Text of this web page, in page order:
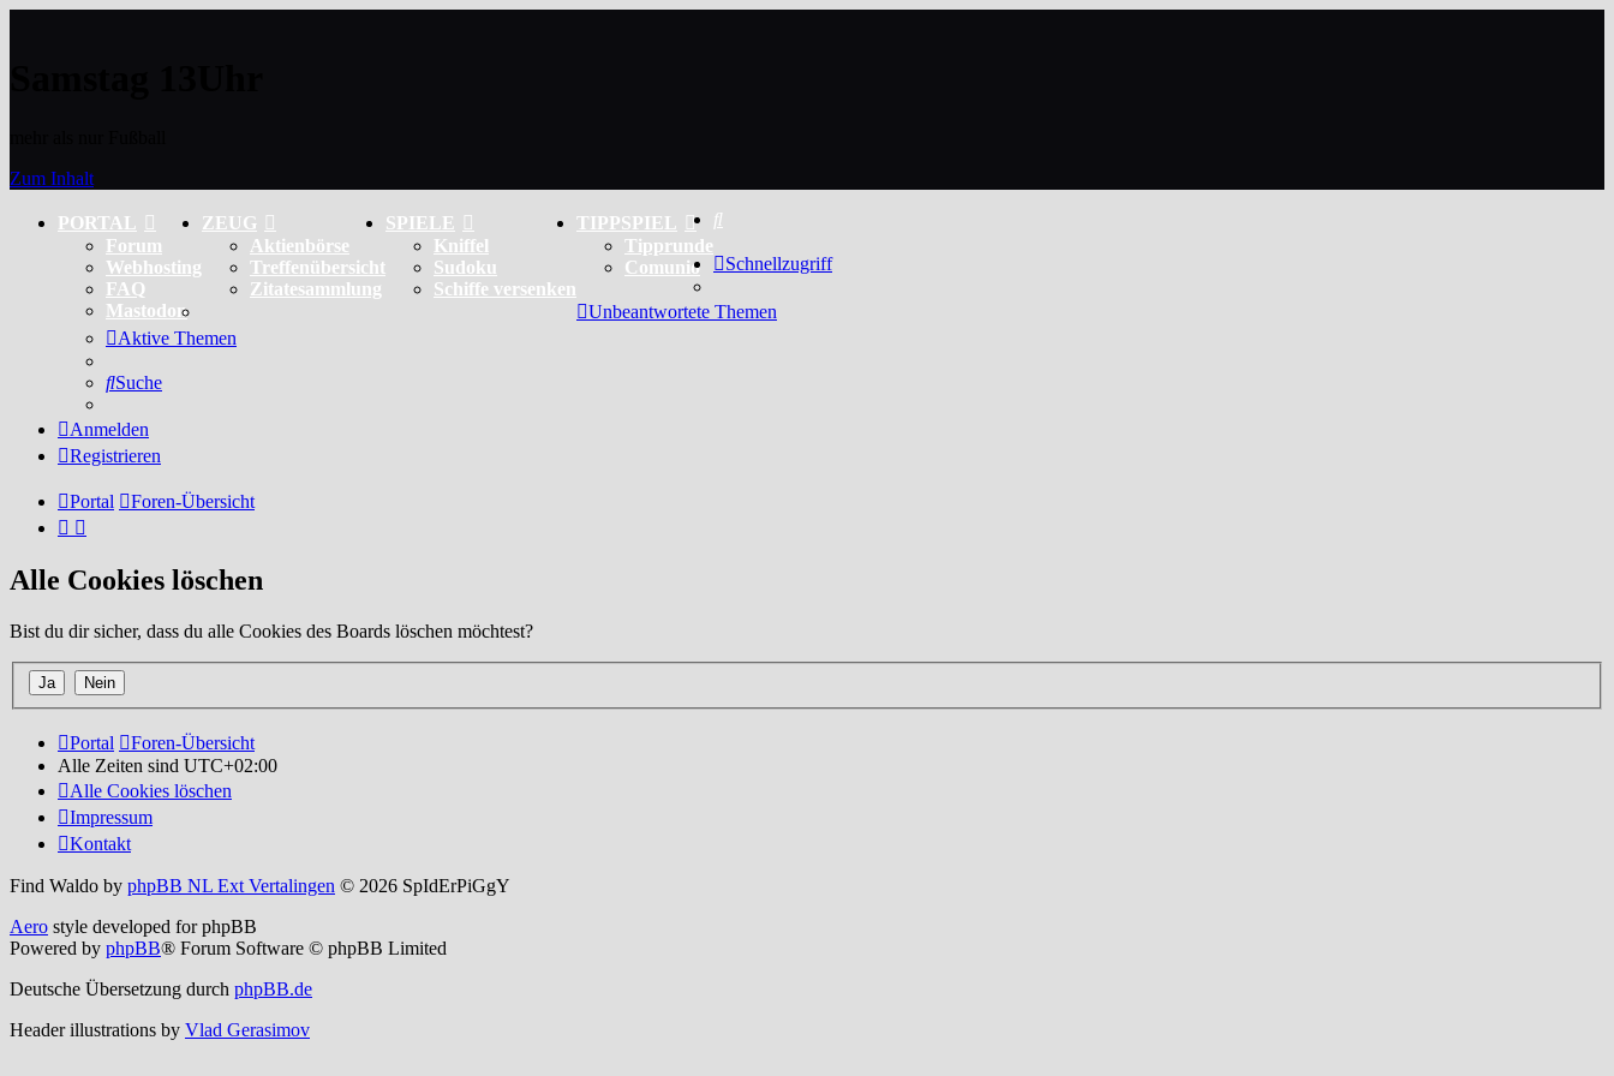
Zum Inhalt
PORTAL
Forum
Webhosting
FAQ
Mastodon
ZEUG
Aktienbörse
Treffenübersicht
Zitatesammlung
SPIELE
Kniffel
Sudoku
Schiffe versenken
TIPPSPIEL
Tipprunde
Comunio
Schnellzugriff
Unbeantwortete Themen
Aktive Themen
Suche
Anmelden
Registrieren
Portal Foren-Übersicht
Alle Cookies löschen
Bist du dir sicher, dass du alle Cookies des Boards löschen möchtest?
Portal
Foren-Übersicht
Alle Zeiten sind UTC+02:00
Alle Cookies löschen
Impressum
Kontakt
Find Waldo by phpBB NL Ext Vertalingen © 2026 SpIdErPiGgY
Aero style developed for phpBB
Powered by phpBB® Forum Software © phpBB Limited
Deutsche Übersetzung durch phpBB.de
Header illustrations by Vlad Gerasimov